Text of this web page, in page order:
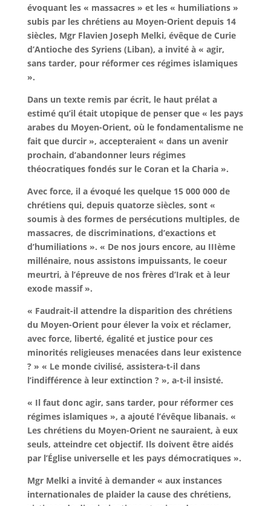
évoquant les « massacres » et les « humiliations »
subis par les chrétiens au Moyen-Orient depuis 14
siècles, Mgr Flavien Joseph Melki, évêque de Curie
d’Antioche des Syriens (Liban), a invité à « agir,
sans tarder, pour réformer ces régimes islamiques
».
Dans un texte remis par écrit, le haut prélat a
estimé qu’il était utopique de penser que « les pays
arabes du Moyen-Orient, où le fondamentalisme ne
fait que durcir », accepteraient « dans un avenir
prochain, d’abandonner leurs régimes
théocratiques fondés sur le Coran et la Charia ».
Avec force, il a évoqué les quelque 15 000 000 de
chrétiens qui, depuis quatorze siècles, sont «
soumis à des formes de persécutions multiples, de
massacres, de discriminations, d’exactions et
d’humiliations ». « De nos jours encore, au IIIème
millénaire, nous assistons impuissants, le coeur
meurtri, à l’épreuve de nos frères d’Irak et à leur
exode massif ».
« Faudrait-il attendre la disparition des chrétiens
du Moyen-Orient pour élever la voix et réclamer,
avec force, liberté, égalité et justice pour ces
minorités religieuses menacées dans leur existence
? » « Le monde civilisé, assistera-t-il dans
l’indifférence à leur extinction ? », a-t-il insisté.
« Il faut donc agir, sans tarder, pour réformer ces
régimes islamiques », a ajouté l’évêque libanais. «
Les chrétiens du Moyen-Orient ne sauraient, à eux
seuls, atteindre cet objectif. Ils doivent être aidés
par l’Église universelle et les pays démocratiques ».
Mgr Melki a invité à demander « aux instances
internationales de plaider la cause des chrétiens,